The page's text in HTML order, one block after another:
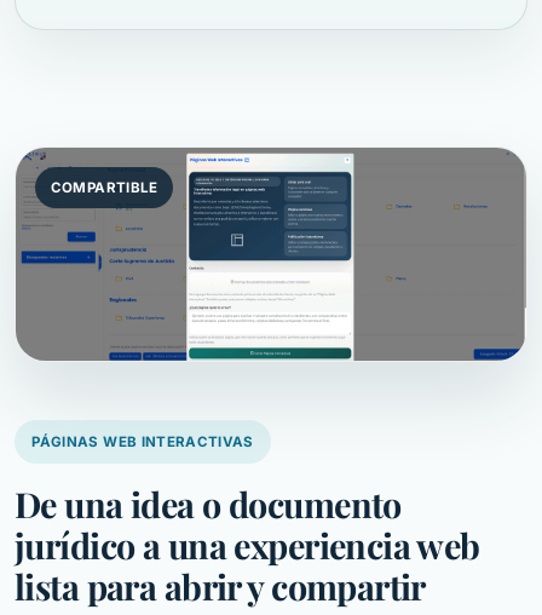
COMPARTIBLE
PÁGINAS WEB INTERACTIVAS
De una idea o documento
jurídico a una experiencia web
lista para abrir y compartir